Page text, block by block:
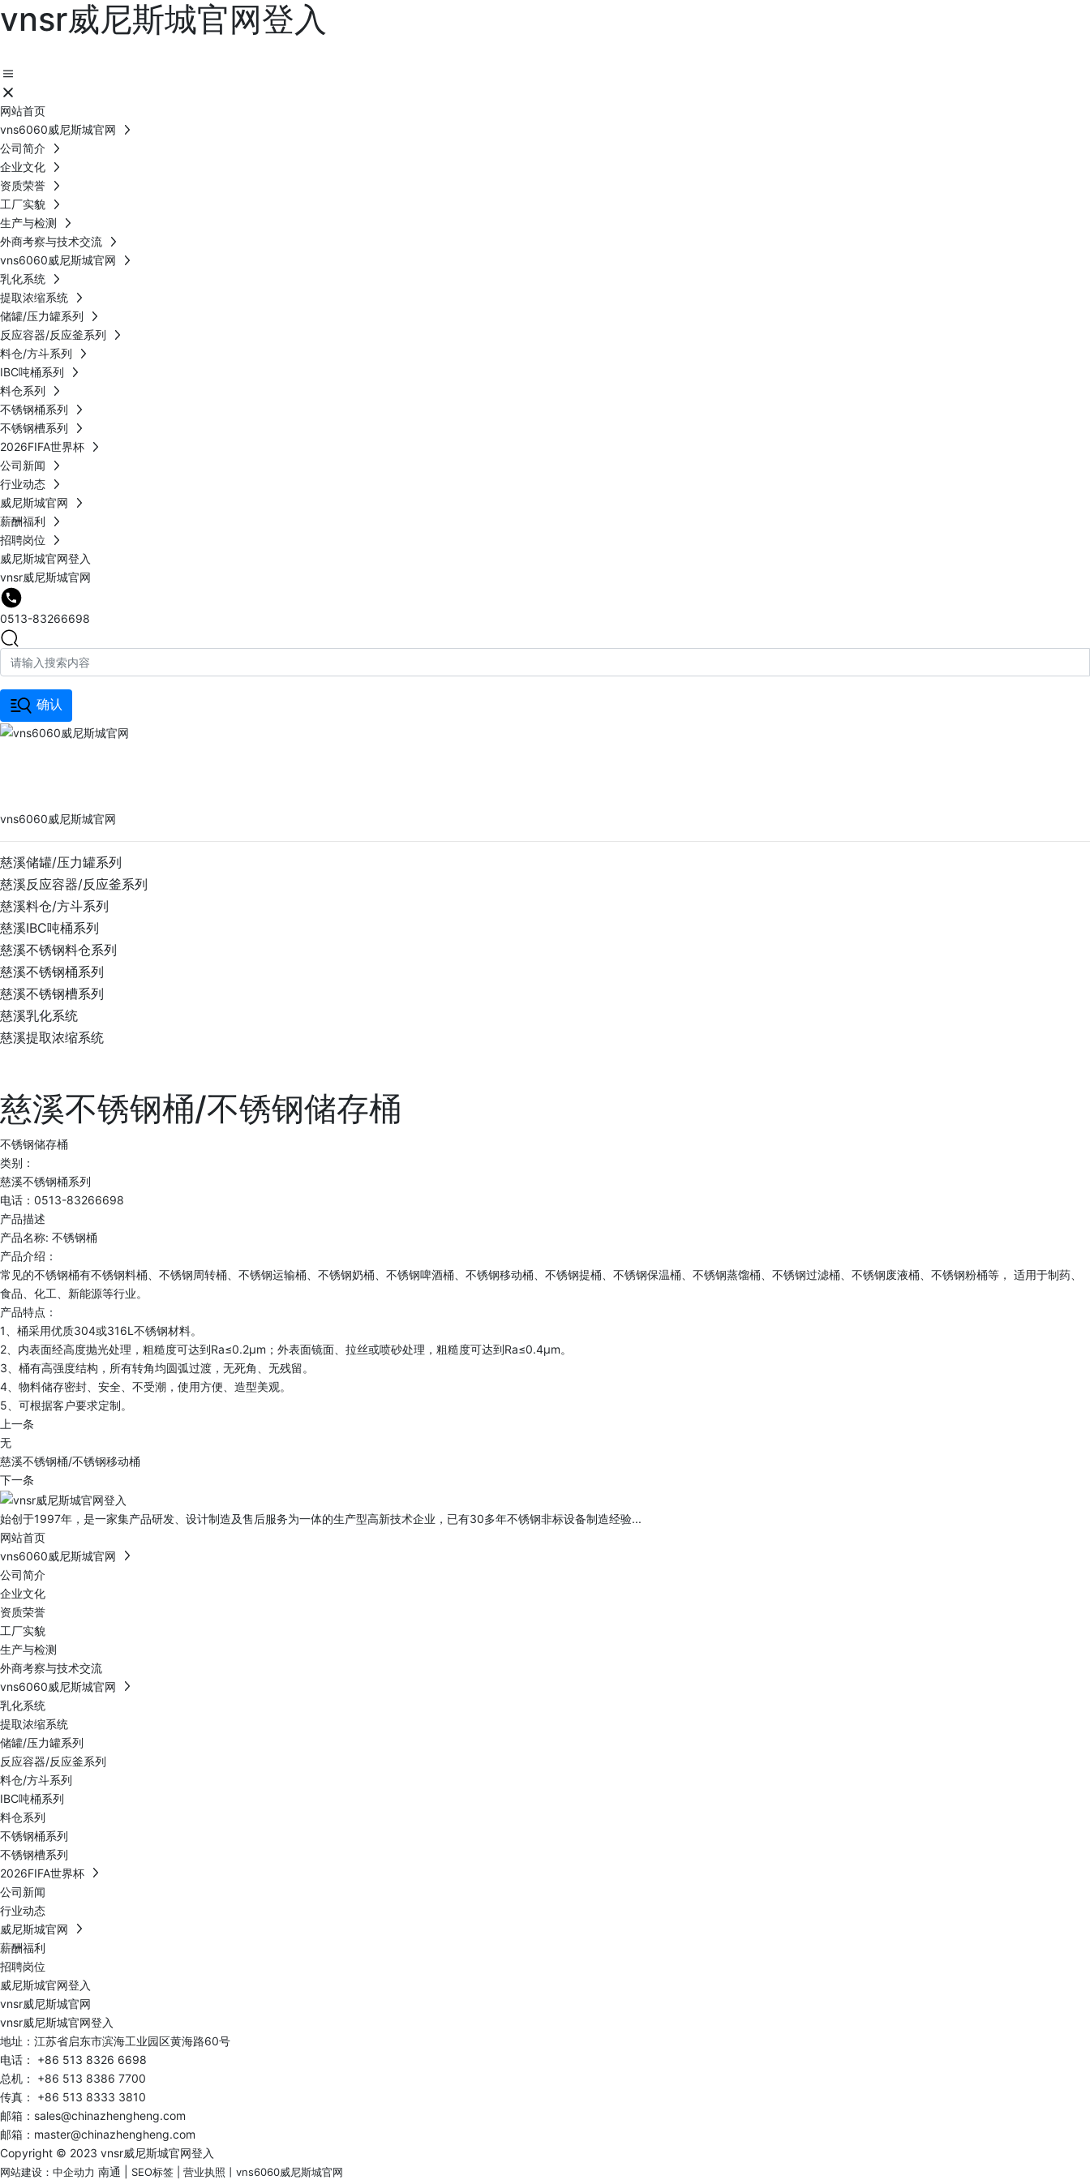
vnsr威尼斯城官网登入
网站首页
vns6060威尼斯城官网
公司简介
企业文化
资质荣誉
工厂实貌
生产与检测
外商考察与技术交流
vns6060威尼斯城官网
乳化系统
提取浓缩系统
储罐/压力罐系列
反应容器/反应釜系列
料仓/方斗系列
IBC吨桶系列
料仓系列
不锈钢桶系列
不锈钢槽系列
2026FIFA世界杯
公司新闻
行业动态
威尼斯城官网
薪酬福利
招聘岗位
威尼斯城官网登入
vnsr威尼斯城官网
0513-83266698
确认
vns6060威尼斯城官网
慈溪储罐/压力罐系列
慈溪反应容器/反应釜系列
慈溪料仓/方斗系列
慈溪IBC吨桶系列
慈溪不锈钢料仓系列
慈溪不锈钢桶系列
慈溪不锈钢槽系列
慈溪乳化系统
慈溪提取浓缩系统
慈溪不锈钢桶/不锈钢储存桶
不锈钢储存桶
类别：
慈溪不锈钢桶系列
电话：0513-83266698
产品描述
产品名称: 不锈钢桶
产品介绍：
常见的不锈钢桶有不锈钢料桶、不锈钢周转桶、不锈钢运输桶、不锈钢奶桶、不锈钢啤酒桶、不锈钢移动桶、不锈钢提桶、不锈钢保温桶、不锈钢蒸馏桶、不锈钢过滤桶、不锈钢废液桶、不锈钢粉桶等， 适用于制药、
食品、化工、新能源等行业。
产品特点：
1、桶采用优质304或316L不锈钢材料。
2、内表面经高度抛光处理，粗糙度可达到Ra≤0.2μm；外表面镜面、拉丝或喷砂处理，粗糙度可达到Ra≤0.4μm。
3、桶有高强度结构，所有转角均圆弧过渡，无死角、无残留。
4、物料储存密封、安全、不受潮，使用方便、造型美观。
5、可根据客户要求定制。
上一条
无
慈溪不锈钢桶/不锈钢移动桶
下一条
始创于1997年，是一家集产品研发、设计制造及售后服务为一体的生产型高新技术企业，已有30多年不锈钢非标设备制造经验...
网站首页
vns6060威尼斯城官网
公司简介
企业文化
资质荣誉
工厂实貌
生产与检测
外商考察与技术交流
vns6060威尼斯城官网
乳化系统
提取浓缩系统
储罐/压力罐系列
反应容器/反应釜系列
料仓/方斗系列
IBC吨桶系列
料仓系列
不锈钢桶系列
不锈钢槽系列
2026FIFA世界杯
公司新闻
行业动态
威尼斯城官网
薪酬福利
招聘岗位
威尼斯城官网登入
vnsr威尼斯城官网
vnsr威尼斯城官网登入
地址：江苏省启东市滨海工业园区黄海路60号
电话： +86 513 8326 6698
总机： +86 513 8386 7700
传真： +86 513 8333 3810
邮箱： sales@chinazhengheng.com
邮箱： master@chinazhengheng.com
Copyright © 2023 vnsr威尼斯城官网登入
网站建设：中企动力 南通 SEO标签 营业执照 丨 vns6060威尼斯城官网